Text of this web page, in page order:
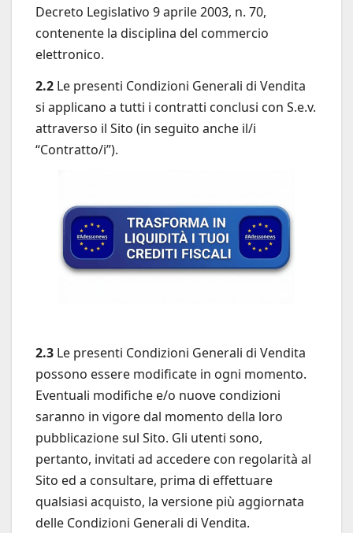
Decreto Legislativo 9 aprile 2003, n. 70,
contenente la disciplina del commercio
elettronico.
2.2 Le presenti Condizioni Generali di Vendita
si applicano a tutti i contratti conclusi con S.e.v.
attraverso il Sito (in seguito anche il/i
“Contratto/i”).
2.3 Le presenti Condizioni Generali di Vendita
possono essere modificate in ogni momento.
Eventuali modifiche e/o nuove condizioni
saranno in vigore dal momento della loro
pubblicazione sul Sito. Gli utenti sono,
pertanto, invitati ad accedere con regolarità al
Sito ed a consultare, prima di effettuare
qualsiasi acquisto, la versione più aggiornata
delle Condizioni Generali di Vendita.